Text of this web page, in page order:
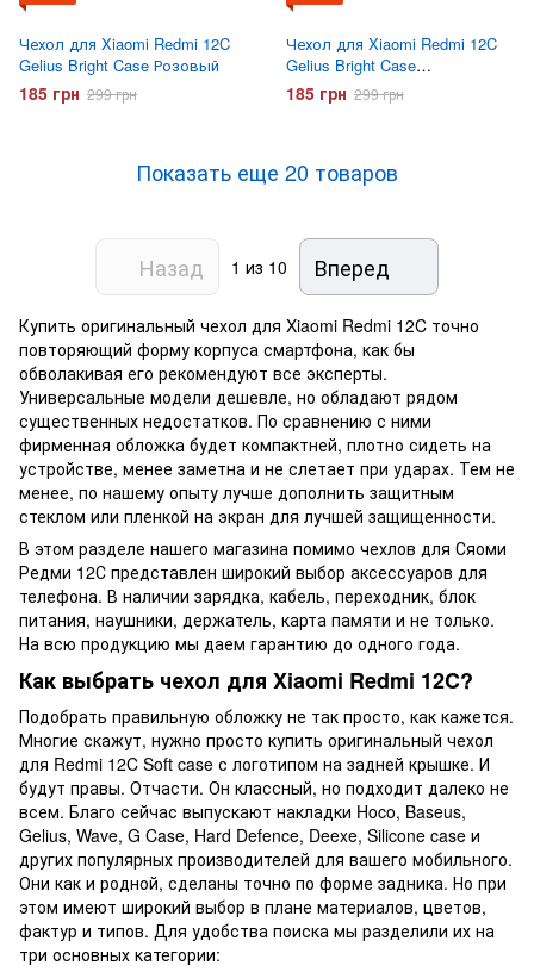
Чехол для Xiaomi Redmi 12C
Gelius Bright Case Розовый
185 грн 299 грн
Чехол для Xiaomi Redmi 12C
Gelius Bright Case
Фиолетовый
185 грн 299 грн
Показать еще 20 товаров
Назад 1 из 10 Вперед
Купить оригинальный чехол для Xiaomi Redmi 12C точно
повторяющий форму корпуса смартфона, как бы
обволакивая его рекомендуют все эксперты.
Универсальные модели дешевле, но обладают рядом
существенных недостатков. По сравнению с ними
фирменная обложка будет компактней, плотно сидеть на
устройстве, менее заметна и не слетает при ударах. Тем не
менее, по нашему опыту лучше дополнить защитным
стеклом или пленкой на экран для лучшей защищенности.
В этом разделе нашего магазина помимо чехлов для Сяоми
Редми 12С представлен широкий выбор аксессуаров для
телефона. В наличии зарядка, кабель, переходник, блок
питания, наушники, держатель, карта памяти и не только.
На всю продукцию мы даем гарантию до одного года.
Как выбрать чехол для Xiaomi Redmi 12C?
Подобрать правильную обложку не так просто, как кажется.
Многие скажут, нужно просто купить оригинальный чехол
для Redmi 12C Soft case с логотипом на задней крышке. И
будут правы. Отчасти. Он классный, но подходит далеко не
всем. Благо сейчас выпускают накладки Hoco, Baseus,
Gelius, Wave, G Case, Hard Defence, Deexe, Silicone case и
других популярных производителей для вашего мобильного.
Они как и родной, сделаны точно по форме задника. Но при
этом имеют широкий выбор в плане материалов, цветов,
фактур и типов. Для удобства поиска мы разделили их на
три основных категории: